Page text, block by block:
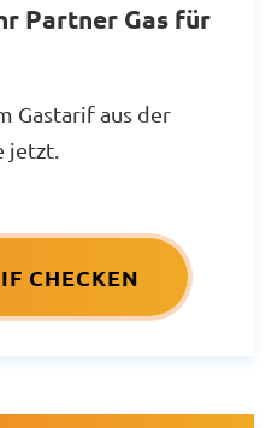
Partner Gas für
Gastarif aus der
jetzt.
CHECKEN